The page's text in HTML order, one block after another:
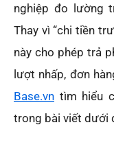
nghiệp đo lường
Thay vì “chi tiền
này cho phép trả
lượt nhấp, đơn
Base.vn tìm hiểu
trong bài viết dưới